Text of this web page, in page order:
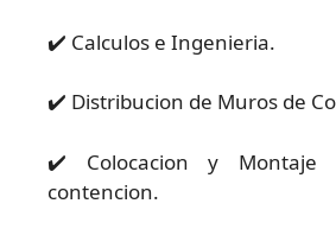
✔️ Calculos e Ingenieria.
✔️ Distribucion de Muros de
✔️ Colocacion y Montaje
contencion.